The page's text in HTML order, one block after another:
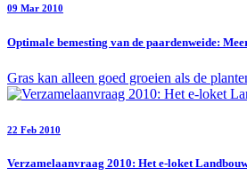
09 Mar 2010
Optimale bemesting van de paardenweide:
Gras kan alleen goed groeien als de
22 Feb 2010
Verzamelaanvraag 2010: Het e-loket